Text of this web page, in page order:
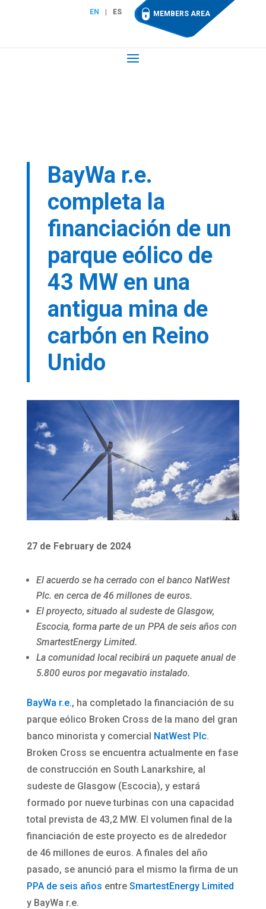
EN ES MEMBERS AREA
BayWa r.e.
completa la
financiación de un
parque eólico de
43 MW en una
antigua mina de
carbón en Reino
Unido
27 de February de 2024
El acuerdo se ha cerrado con el banco NatWest
Plc. en cerca de 46 millones de euros.
El proyecto, situado al sudeste de Glasgow,
Escocia, forma parte de un PPA de seis años con
SmartestEnergy Limited.
La comunidad local recibirá un paquete anual de
5.800 euros por megavatio instalado.
BayWa r.e., ha completado la financiación de su
parque eólico Broken Cross de la mano del gran
banco minorista y comercial NatWest Plc.
Broken Cross se encuentra actualmente en fase
de construcción en South Lanarkshire, al
sudeste de Glasgow (Escocia), y estará
formado por nueve turbinas con una capacidad
total prevista de 43,2 MW. El volumen final de la
financiación de este proyecto es de alrededor
de 46 millones de euros. A finales del año
pasado, se anunció para el mismo la firma de un
PPA de seis años entre SmartestEnergy Limited
y BayWa r.e.